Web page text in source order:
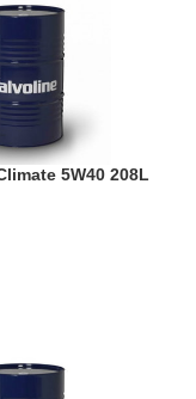
5W40 208L